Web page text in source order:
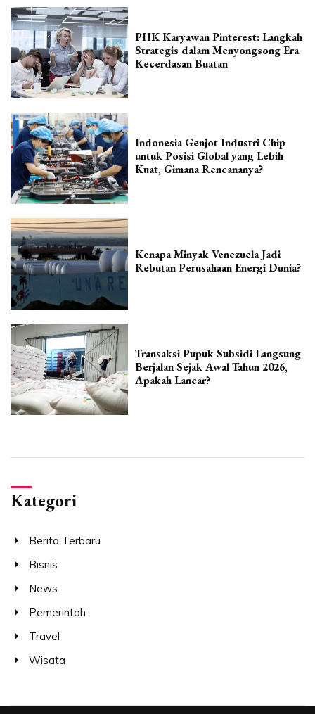
PHK Karyawan Pinterest: Langkah
Strategis dalam Menyongsong Era
Kecerdasan Buatan
Indonesia Genjot Industri Chip
untuk Posisi Global yang Lebih
Kuat, Gimana Rencananya?
Kenapa Minyak Venezuela Jadi
Rebutan Perusahaan Energi Dunia?
Transaksi Pupuk Subsidi Langsung
Berjalan Sejak Awal Tahun 2026,
Apakah Lancar?
Kategori
Berita Terbaru
Bisnis
News
Pemerintah
Travel
Wisata